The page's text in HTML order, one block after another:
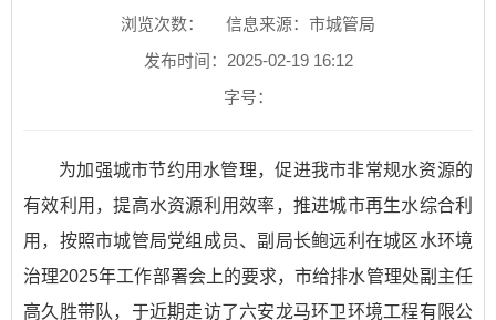
浏览次数：
信息来源：市城管局
发布时间：2025-02-19 16:12
字号：
为加强城市节约用水管理，促进我市非常规水资源的
有效利用，提高水资源利用效率，推进城市再生水综合利
用，按照市城管局党组成员、副局长鲍远利在城区水环境
治理2025年工作部署会上的要求，市给排水管理处副主任
高久胜带队，于近期走访了六安龙马环卫环境工程有限公